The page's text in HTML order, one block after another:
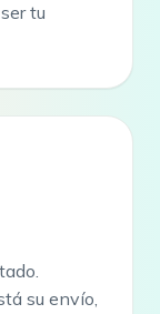
tu
su envío,